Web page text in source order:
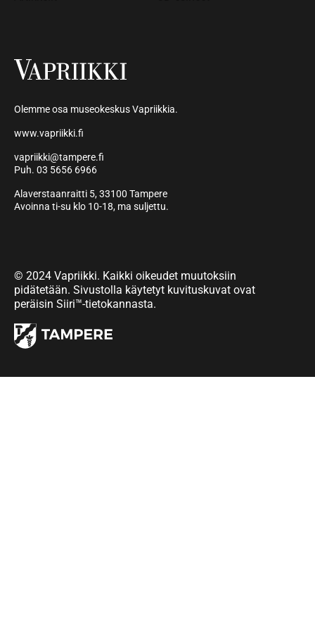
Olemme osa museokeskus Vapriikkia.
www.vapriikki.fi
vapriikki@tampere.fi
Puh. 03 5656 6966
Alaverstaanraitti 5, 33100 Tampere
Avoinna ti-su klo 10-18, ma suljettu.
© 2024 Vapriikki. Kaikki oikeudet muutoksiin
pidätetään. Sivustolla käytetyt kuvituskuvat ovat
peräisin Siiri™-tietokannasta.